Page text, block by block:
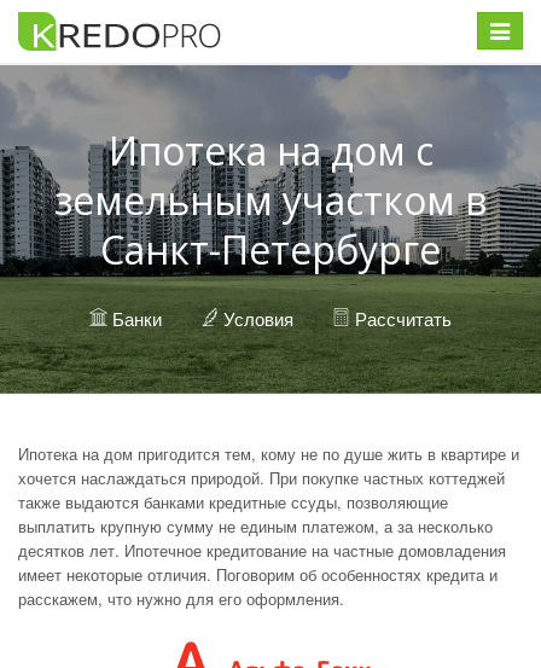
Меню
Ипотека на дом с
земельным участком в
Санкт-Петербурге
Банки · Условия · Рассчитать
Ипотека на дом пригодится тем, кому не по душе жить в квартире и
хочется наслаждаться природой. При покупке частных коттеджей
также выдаются банками кредитные ссуды, позволяющие
выплатить крупную сумму не единым платежом, а за несколько
десятков лет. Ипотечное кредитование на частные домовладения
имеет некоторые отличия. Поговорим об особенностях кредита и
расскажем, что нужно для его оформления.